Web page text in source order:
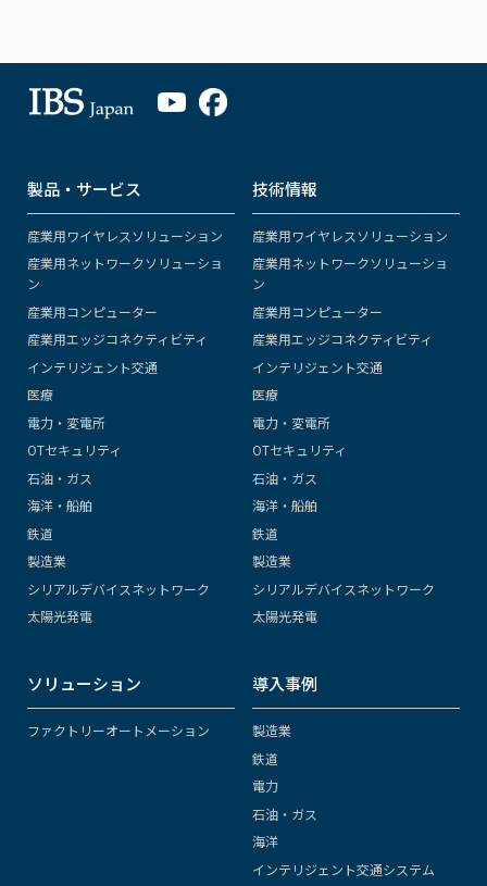
製品・サービス
産業用ワイヤレスソリューション
産業用ネットワークソリューショ
ン
産業用コンピューター
産業用エッジコネクティビティ
インテリジェント交通
医療
電力・変電所
OTセキュリティ
石油・ガス
海洋・船舶
鉄道
製造業
シリアルデバイスネットワーク
太陽光発電
技術情報
産業用ワイヤレスソリューション
産業用ネットワークソリューショ
ン
産業用コンピューター
産業用エッジコネクティビティ
インテリジェント交通
医療
電力・変電所
OTセキュリティ
石油・ガス
海洋・船舶
鉄道
製造業
シリアルデバイスネットワーク
太陽光発電
ソリューション
ファクトリーオートメーション
導入事例
製造業
鉄道
電力
石油・ガス
海洋
インテリジェント交通システム